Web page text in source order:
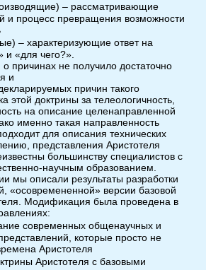
– рассматривающие
и процесс превращения возможности
– характеризующие ответ на
и «для чего?».
причинах не получило достаточно
и
причин такого
этой доктрины за телеологичность,
на описание целенаправленной
именно такая направленность
для описания технических
представления Аристотеля
большинству специалистов с
научным образованием.
мы описали результаты разработки
«осовремененной» версии базовой
Модификация была проведена в
современных общенаучных и
которые просто не
Аристотеля
Аристотеля с базовыми